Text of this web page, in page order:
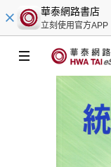
華泰網路書店
立刻使用官方APP